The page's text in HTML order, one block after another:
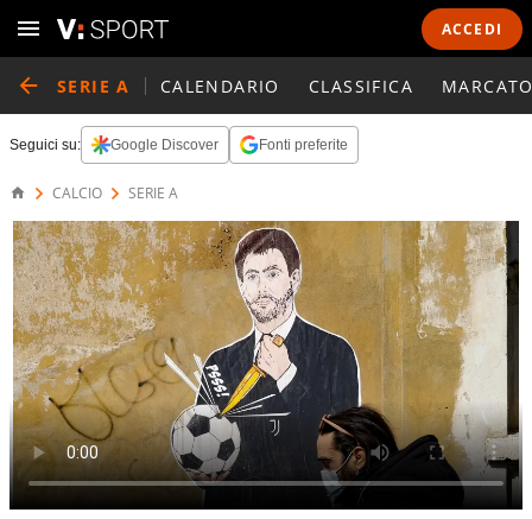
ACCEDI
SERIE A CALENDARIO CLASSIFICA
Seguici su: Google Discover Fonti preferite
CALCIO SERIE A